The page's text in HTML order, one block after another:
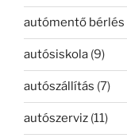
autómentő bérlés
autósiskola (9)
autószállítás (7)
autószerviz (11)